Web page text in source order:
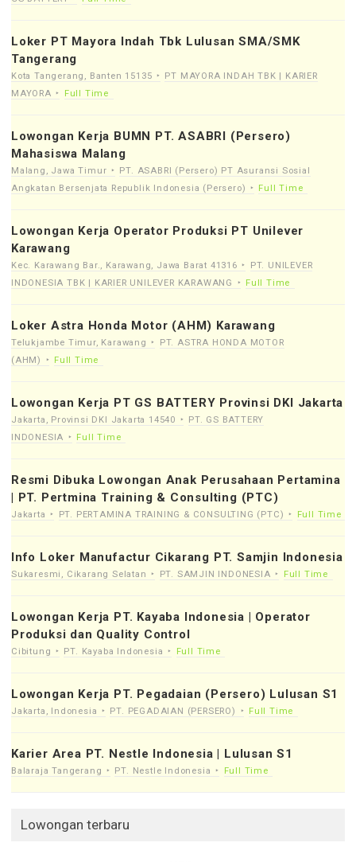
Loker PT Mayora Indah Tbk Lulusan SMA/SMK
Tangerang
Kota Tangerang, Banten 15135
PT MAYORA INDAH TBK | KARIER
MAYORA
Full Time
Lowongan Kerja BUMN PT. ASABRI (Persero)
Mahasiswa Malang
Malang, Jawa Timur
PT. ASABRI (Persero) PT Asuransi Sosial
Angkatan Bersenjata Republik Indonesia (Persero)
Full Time
Lowongan Kerja Operator Produksi PT Unilever
Karawang
Kec. Karawang Bar., Karawang, Jawa Barat 41316
PT. UNILEVER
INDONESIA TBK | KARIER UNILEVER KARAWANG
Full Time
Loker Astra Honda Motor (AHM) Karawang
Telukjambe Timur, Karawang
PT. ASTRA HONDA MOTOR
(AHM)
Full Time
Lowongan Kerja PT GS BATTERY Provinsi DKI Jakarta
Jakarta, Provinsi DKI Jakarta 14540
PT. GS BATTERY
INDONESIA
Full Time
Resmi Dibuka Lowongan Anak Perusahaan Pertamina
| PT. Pertmina Training & Consulting (PTC)
Jakarta PT. PERTAMINA TRAINING & CONSULTING (PTC) Full Time
Info Loker Manufactur Cikarang PT. Samjin Indonesia
Sukaresmi, Cikarang Selatan PT. SAMJIN INDONESIA Full Time
Lowongan Kerja PT. Kayaba Indonesia | Operator
Produksi dan Quality Control
Cibitung PT. Kayaba Indonesia Full Time
Lowongan Kerja PT. Pegadaian (Persero) Lulusan S1
Jakarta, Indonesia PT. PEGADAIAN (PERSERO) Full Time
Karier Area PT. Nestle Indonesia | Lulusan S1
Balaraja Tangerang PT. Nestle Indonesia Full Time
Lowongan terbaru